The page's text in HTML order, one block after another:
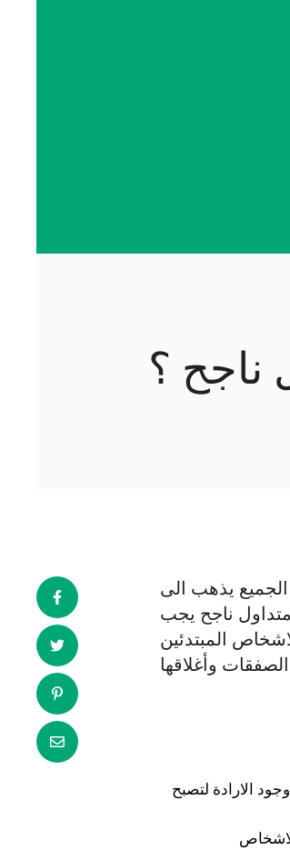
ناجح ؟
يذهب الى
ناجح يجب
المبتدئين
الارادة لتصبح